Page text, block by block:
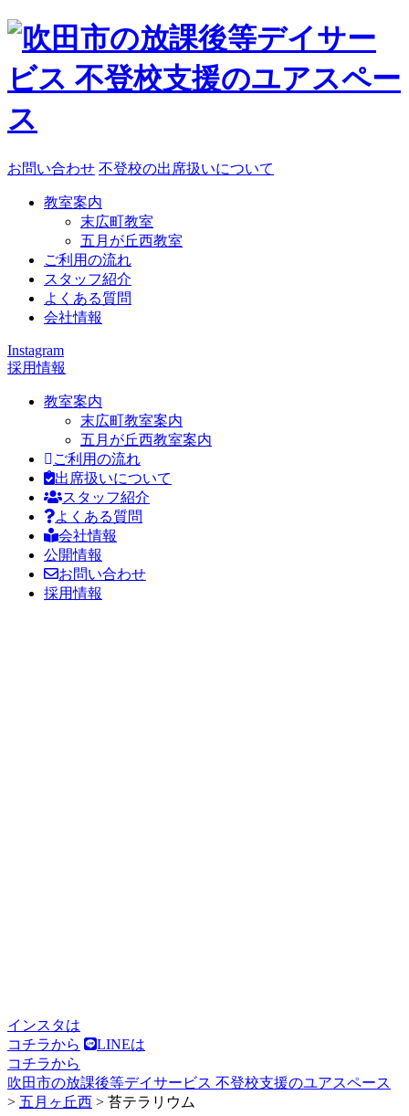
お問い合わせ 不登校の出席扱いについて
教室案内
末広町教室
五月が丘西教室
ご利用の流れ
スタッフ紹介
よくある質問
会社情報
Instagram
採用情報
教室案内
末広町教室案内
五月が丘西教室案内
ご利用の流れ
出席扱いについて
スタッフ紹介
よくある質問
会社情報
公開情報
お問い合わせ
採用情報
インスタは
コチラから
LINEは
コチラから
吹田市の放課後等デイサービス 不登校支援のユアスペース
> 五月ヶ丘西 > 苔テラリウム